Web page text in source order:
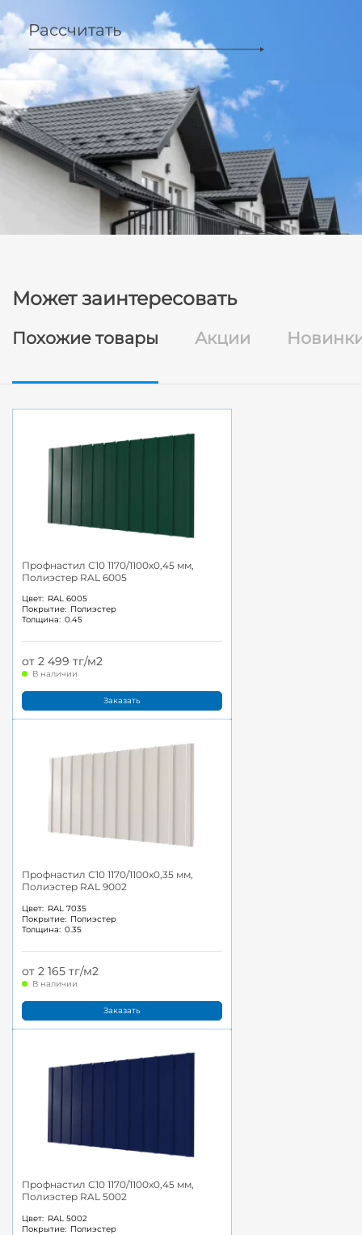
Рассчитать
Может заинтересовать
Похожие товары Акции
Профнастил С10 1170/1100x0,45 мм,
Полиэстер RAL 6005
Цвет: RAL 6005
Покрытие: Полиэстер
Толщина: 0.45
от 2 499 тг/м2
В наличии
Заказать
Профнастил С10 1170/1100x0,35 мм,
Полиэстер RAL 9002
Цвет: RAL 7035
Покрытие: Полиэстер
Толщина: 0.35
от 2 165 тг/м2
В наличии
Заказать
Профнастил С10 1170/1100x0,45 мм,
Полиэстер RAL 5002
Цвет: RAL 5002
Покрытие: Полиэстер